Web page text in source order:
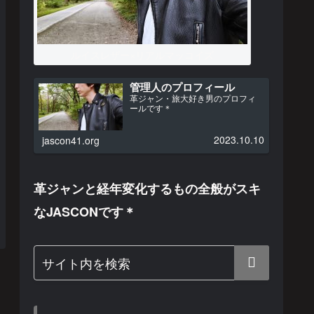
管理人のプロフィール
革ジャン・旅大好き男のプロフィ
ールです＊
jascon41.org 2023.10.10
革ジャンと経年変化するもの全般がスキ
なJASCONです＊